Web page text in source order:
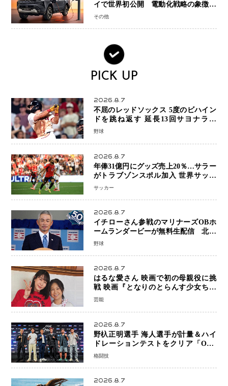
イで世界初公開 電動化戦略の象徴と
なるBEVモデルを初設定
その他
PICK UP
2026.8.7
不屈のレッドソックス 5度のビハイン
ドを跳ね返す 延長13回サヨナラ勝
ち 吉田正尚選手も2安打1打点で貢献 4
野球
2026.8.7
年俸31億円にグッズ売上20％…サラー
がトラブゾンスポル加入 世界サッカ
ーは「五大リーグ一強」から新時代へ
サッカー
2026.8.7
イチローさん参戦のマリナーズOBホ
ームランダービーが無料生配信 北米
ならではの“魅せる興行”に世界が注目
野球
2026.8.7
はるな愛さん 映画で初の母親役に挑
戦 映画『となりのとらんす少女ちゃ
ん』11月7日公開 未来の自分との対話
芸能
2026.8.7
野杁正明選手 海人選手が計量＆ハイ
ドレーションテストをクリア「ONE
SAMURAI 2」決戦へ万全の準備整う
格闘技
2026.8.7